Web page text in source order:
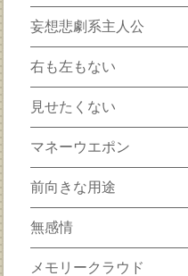
妄想悲劇系主人公
右も左もない
見せたくない
マネーウエポン
前向きな用途
無感情
メモリークラウド